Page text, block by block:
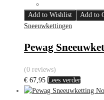
Add to Wishlist
Add to
Sneeuwkettingen
Pewag
(0 reviews)
€ 67,95 Lees verder